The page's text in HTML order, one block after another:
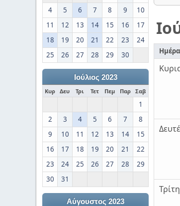
4
5 6 7 8 9
10
11
12 13 14 15 16
17
18
19 20 21 22 23
24
25
26 27 28 29 30
Ιούλιος 2023
Κυρ Δευ Τρι Τετ Πεμ Παρ Σαβ
1
2
3 4 5 6 7
8
9
10 11 12 13 14
15
16
17 18 19 20 21
22
23
24 25 26 27 28
29
30
31
Αύγουστος 2023
Ημέρα